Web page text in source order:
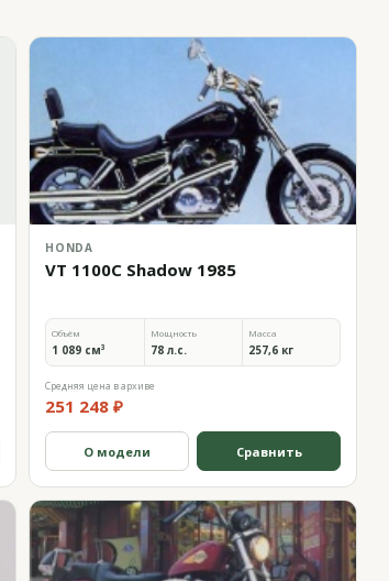
HONDA
VT 1100C Shadow 1985
Объём
1 089 см³
Мощность
78 л.с.
Масса
257,6 кг
Средняя цена в архиве
251 248 ₽
О модели Сравнить